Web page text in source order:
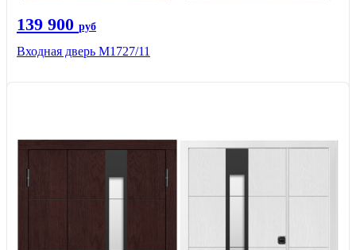
139 900 руб
Входная дверь М1727/11